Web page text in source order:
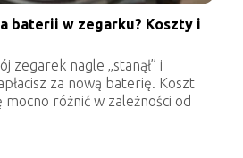
baterii w zegarku? Koszty i
zegarek nagle „stanął” i
za nową baterię. Koszt
mocno różnić w zależności od